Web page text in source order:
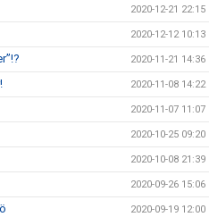
2020-12-21 22:15
2020-12-12 10:13
2020-11-21 14:36
2020-11-08 14:22
2020-11-07 11:07
2020-10-25 09:20
2020-10-08 21:39
2020-09-26 15:06
2020-09-19 12:00